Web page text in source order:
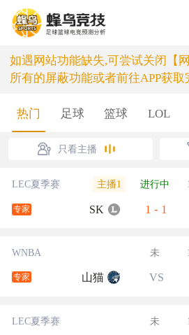
如遇网站功能缺失,可尝试关闭【
所有的屏蔽功能或者前往APP获取
热门 足球 篮球 LOL
只看主播
LEC夏季赛 主播1 进行中
专家 SK 1 - 1
WNBA 未
专家 山猫 VS
LEC夏季赛 未